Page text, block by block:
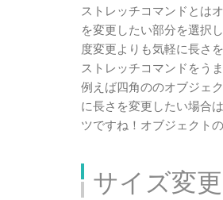
ストレッチコマンドとは
を変更したい部分を選択
度変更よりも気軽に長さ
ストレッチコマンドをう
例えば四角ののオブジェ
に長さを変更したい場合
ツですね！オブジェクト
サイズ変